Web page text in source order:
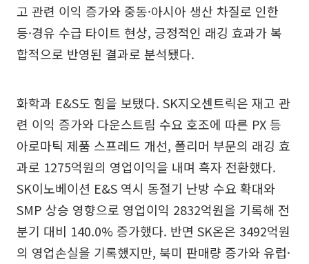
고 관련 이익 증가와 중동·아시아 생산 차질로 인한
등·경유 수급 타이트 현상, 긍정적인 래깅 효과가 복
합적으로 반영된 결과로 분석됐다.
화학과 E&S도 힘을 보탰다. SK지오센트릭은 재고 관
련 이익 증가와 다운스트림 수요 호조에 따른 PX 등
아로마틱 제품 스프레드 개선, 폴리머 부문의 래깅 효
과로 1275억원의 영업이익을 내며 흑자 전환했다.
SK이노베이션 E&S 역시 동절기 난방 수요 확대와
SMP 상승 영향으로 영업이익 2832억원을 기록해 전
분기 대비 140.0% 증가했다. 반면 SK온은 3492억원
의 영업손실을 기록했지만, 북미 판매량 증가와 유럽·